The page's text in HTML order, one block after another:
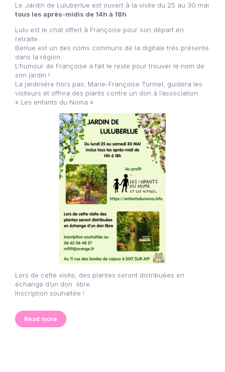
Le Jardin de Luluberlue est ouvert à la visite du 25 au 30 mai
tous les après-midis de 14h à 18h
Lulu est le chat offert à Françoise pour son départ en
retraite.
Berlue est un des noms communs de la digitale très présente
dans la région.
L’humour de Françoise a fait le reste pour trouver le nom de
son jardin !
La jardinière hors pair, Marie-Françoise Turmel, guidera les
visiteurs et offrira des plants contre un don à l’association
« Les enfants du Noma ».
Lors de cette visite, des plantes seront distribuées en
échange d’un don libre.
Inscription souhaitée !
Read more